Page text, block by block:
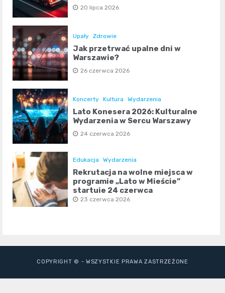
20 lipca 2026
Upały Zdrowie
Jak przetrwać upalne dni w
Warszawie?
26 czerwca 2026
Koncerty Kultura Wydarzenia
Lato Konesera 2026: Kulturalne
Wydarzenia w Sercu Warszawy
24 czerwca 2026
Edukacja Wydarzenia
Rekrutacja na wolne miejsca w
programie „Lato w Mieście”
startuje 24 czerwca
23 czerwca 2026
COPYRIGHT © - WSZYSTKIE PRAWA ZASTRZEŻONE